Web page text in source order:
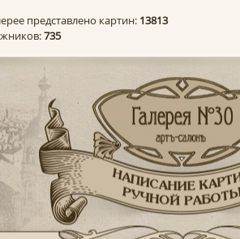
представлено картин: 13813
735